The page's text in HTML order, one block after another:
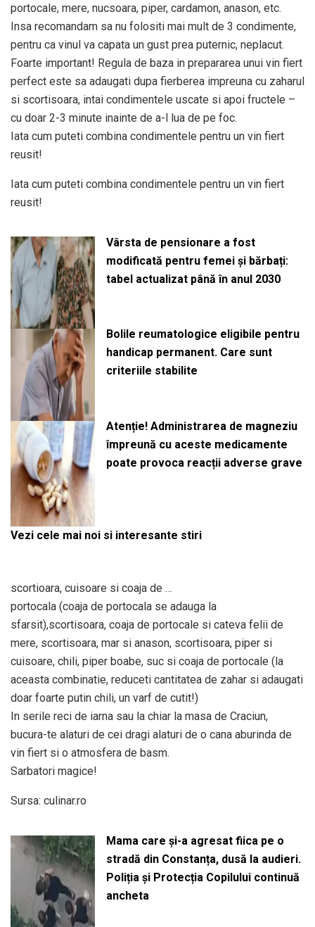
portocale, mere, nucsoara, piper, cardamon, anason, etc.
Insa recomandam sa nu folositi mai mult de 3 condimente,
pentru ca vinul va capata un gust prea puternic, neplacut.
Foarte important! Regula de baza in prepararea unui vin fiert
perfect este sa adaugati dupa fierberea impreuna cu zaharul
si scortisoara, intai condimentele uscate si apoi fructele –
cu doar 2-3 minute inainte de a-l lua de pe foc.
Iata cum puteti combina condimentele pentru un vin fiert
reusit!
Iata cum puteti combina condimentele pentru un vin fiert
reusit!
Vârsta de pensionare a fost
modificată pentru femei și bărbați:
tabel actualizat până în anul 2030
Bolile reumatologice eligibile pentru
handicap permanent. Care sunt
criteriile stabilite
Atenție! Administrarea de magneziu
împreună cu aceste medicamente
poate provoca reacții adverse grave
Vezi cele mai noi si interesante stiri
scortioara, cuisoare si coaja de …
portocala (coaja de portocala se adauga la
sfarsit),scortisoara, coaja de portocale si cateva felii de
mere, scortisoara, mar si anason, scortisoara, piper si
cuisoare, chili, piper boabe, suc si coaja de portocale (la
aceasta combinatie, reduceti cantitatea de zahar si adaugati
doar foarte putin chili, un varf de cutit!)
In serile reci de iarna sau la chiar la masa de Craciun,
bucura-te alaturi de cei dragi alaturi de o cana aburinda de
vin fiert si o atmosfera de basm.
Sarbatori magice!
Sursa: culinar.ro
Mama care și-a agresat fiica pe o
stradă din Constanța, dusă la audieri.
Poliția și Protecția Copilului continuă
ancheta